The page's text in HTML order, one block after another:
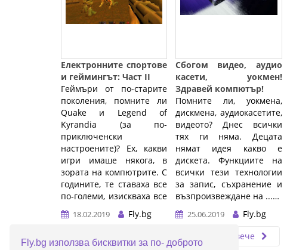
Fly.bg използва бисквитки за по- доброто
Електронните спортове
и геймингът: Част II
Геймъри от по-старите
поколения, помните ли
Quake и Legend of
Kyrandia (за по-
приключенски
настроените)? Ех, какви
игри имаше някога, в
зората на компютрите. С
годините, те ставаха все
по-големи, изискваха все
...…
18.02.2019
Fly.bg
Прочети повече
Сбогом видео, аудио
касети, уокмен!
Здравей компютър!
Помните ли, уокмена,
дискмена, аудиокасетите,
видеото? Днес всички
тях ги няма. Децата
нямат идея какво е
дискета. Функциите на
всички тези технологии
за запис, съхранение и
възпроизвеждане на ...…
25.06.2019
Fly.bg
Прочети повече